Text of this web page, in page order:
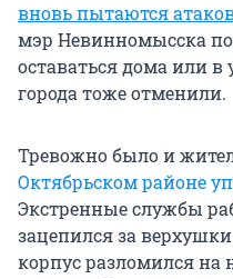
вновь пытаются
мэр Невинномысска
оставаться дома или
города тоже отменили.
Тревожно было и
Октябрьском районе
Экстренные службы
зацепился за верхушки
корпус разломился на